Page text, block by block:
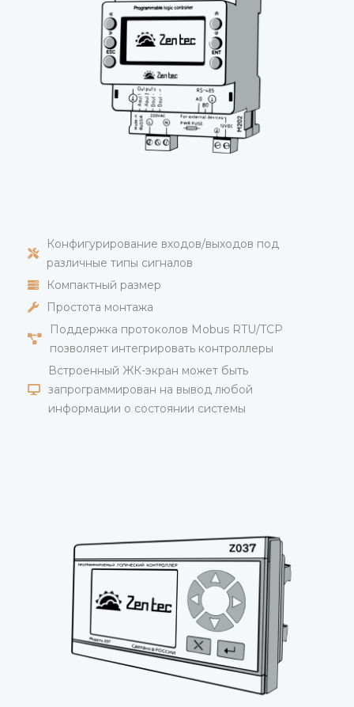
Конфигурирование входов/выходов под
различные типы сигналов
Компактный размер
Простота монтажа
Поддержка протоколов Mobus RTU/TCP
позволяет интегрировать контроллеры
Встроенный ЖК-экран может быть
запрограммирован на вывод любой
информации о состоянии системы